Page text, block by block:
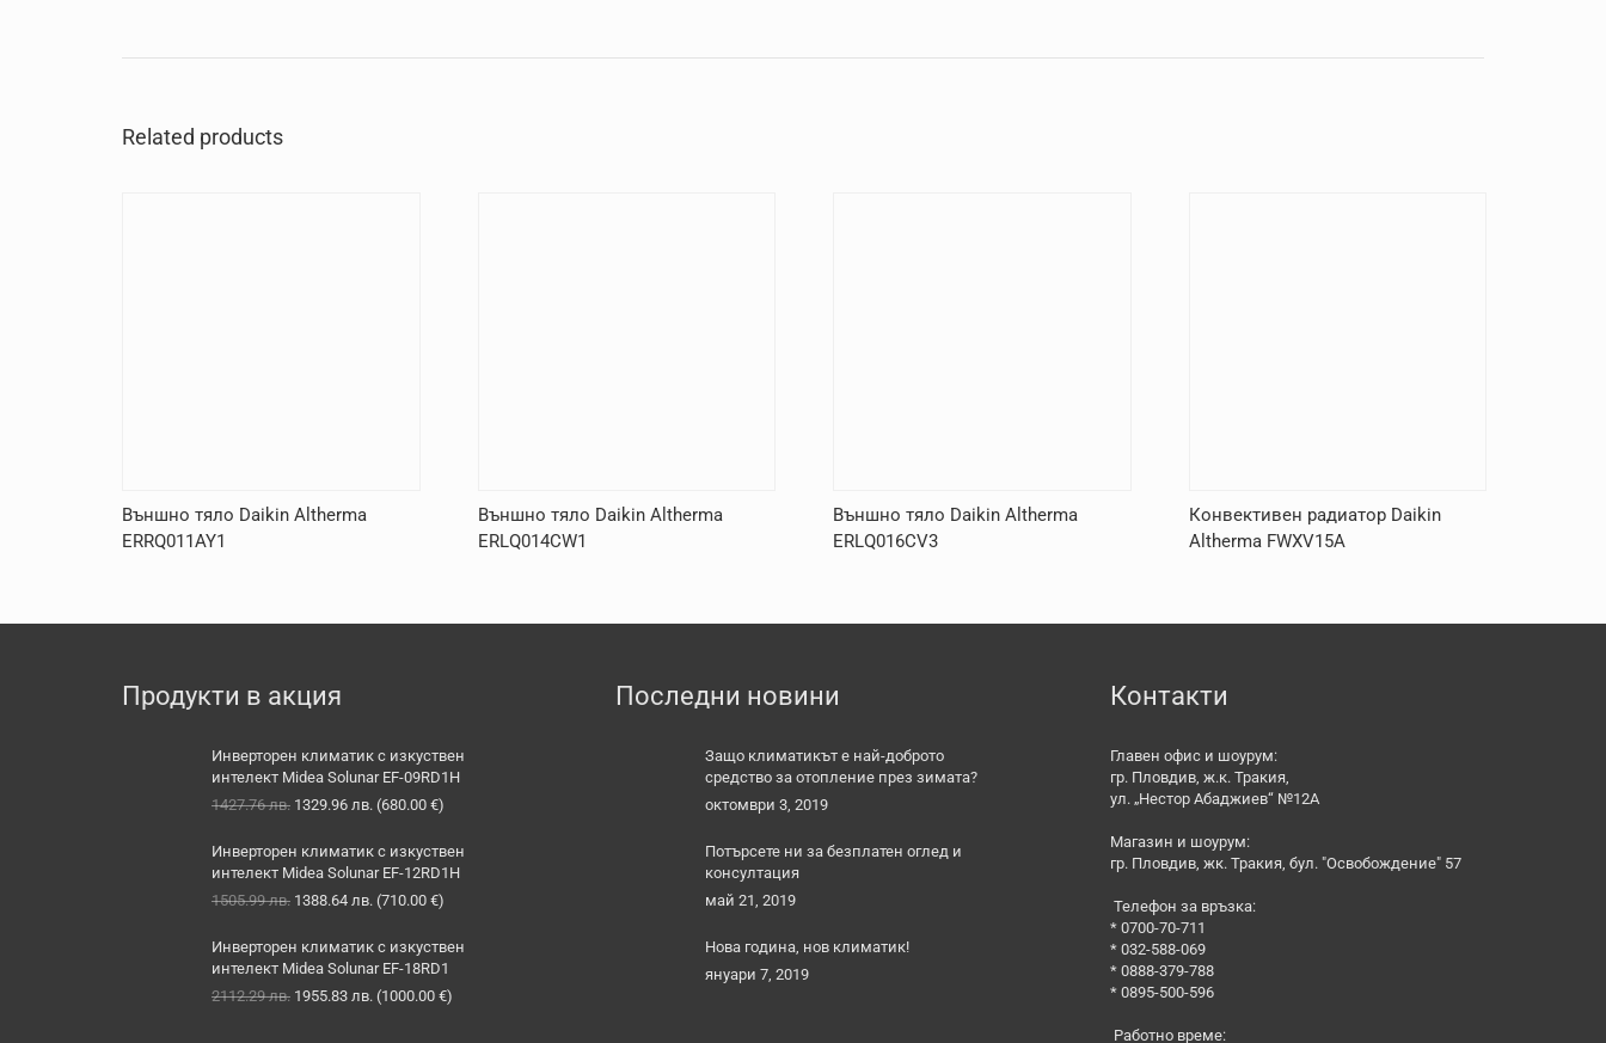
Related products
Външно тяло Daikin Altherma
ERRQ011AY1
Външно тяло Daikin Altherma
ERLQ014CW1
Външно тяло Daikin Altherma
ERLQ016CV3
Конвективен радиатор Daikin
Altherma FWXV15A
Продукти в акция
Инверторен климатик с изкуствен
интелект Midea Solunar EF-09RD1H
1427.76лв. Original
was:
1427.76 лв..
1329.96 лв. Текущата
е:
1329.96 лв..
(680.00 €)
Инверторен климатик с изкуствен
интелект Midea Solunar EF-12RD1H
1505.99лв. Original
was:
1505.99 лв..
1388.64 лв. Текущата
е:
1388.64 лв..
(710.00 €)
Инверторен климатик с изкуствен
интелект Midea Solunar EF-18RD1
2112.29лв. Original
1955.83 лв. Текущата
(1000.00 €)
Последни новини
Защо климатикът е най-доброто
средство за отопление през зимата?
октомври 3, 2019
Потърсете ни за безплатен оглед и
консултация
май 21, 2019
Нова година, нов климатик!
януари 7, 2019
Контакти
Главен офис и шоурум:
гр. Пловдив, ж.к. Тракия,
ул. „Нестор Абаджиев“ №12А
Магазин и шоурум:
гр. Пловдив, жк. Тракия, бул. "Освобождение" 57
Телефон за връзка:
* 0700-70-711
* 032-588-069
* 0888-379-788
* 0895-500-596
Работно време: